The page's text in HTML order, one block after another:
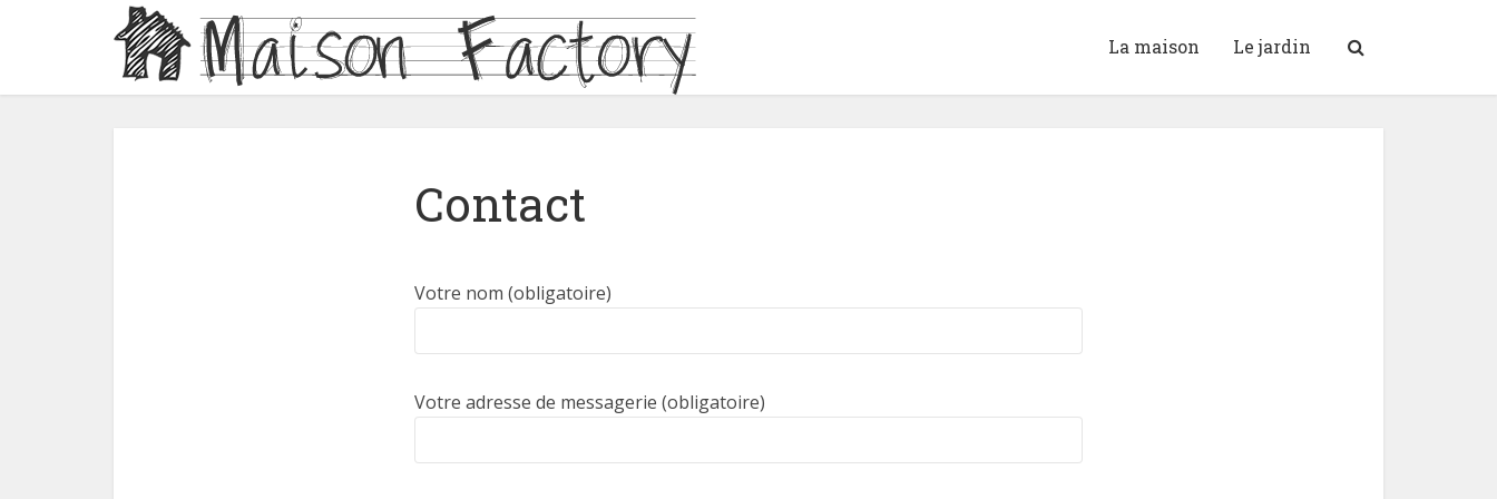
La maison Le jardin
Contact
Votre nom (obligatoire)
Votre adresse de messagerie (obligatoire)